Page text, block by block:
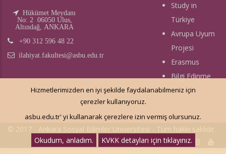
Hükümet Meydanı
No: 2 06050 Ulus,
Altındağ, ANKARA
+90 312 596 48 22
ilahiyat.fakultesi@asbu.edu.tr
Study in
Türkiye
Avrupa Uyum
Projesi
Erasmus
Bilgi Edinme
© 2017 - Ankara Sosyal Bilimler Üniversitesi - Tüm hakkı saklıdır.
Hizmetlerimizden en iyi şekilde faydalanabilmeniz için
çerezler kullanıyoruz.
asbu.edu.tr' yi kullanarak çerezlere izin vermiş olursunuz.
Okudum, anladım. KVKK detayları için tıklayınız.